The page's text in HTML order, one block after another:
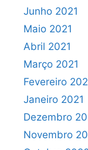
Junho 2021
Maio 2021
Abril 2021
Março 2021
Fevereiro
Janeiro 2021
Dezembro
Novembro